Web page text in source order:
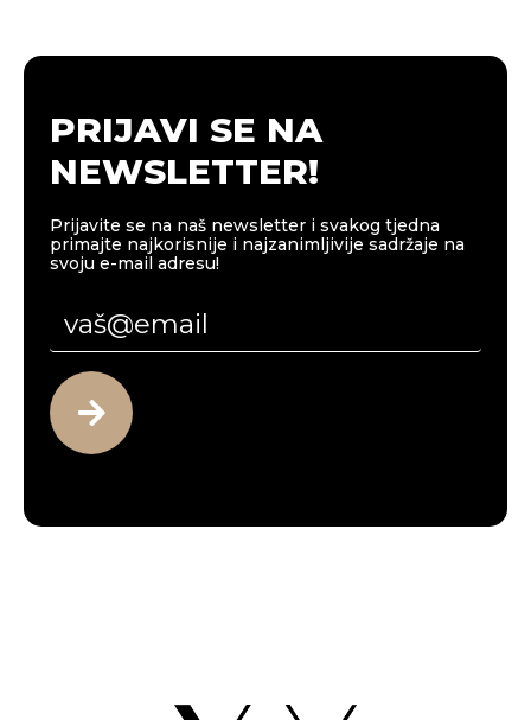
PRIJAVI SE NA
NEWSLETTER!
Prijavite se na naš newsletter i svakog tjedna
primajte najkorisnije i najzanimljivije sadržaje na
svoju e-mail adresu!